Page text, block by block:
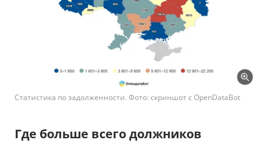
Статистика по задолженности. Фото: скриншот с OpenDataBot
Где больше всего должников